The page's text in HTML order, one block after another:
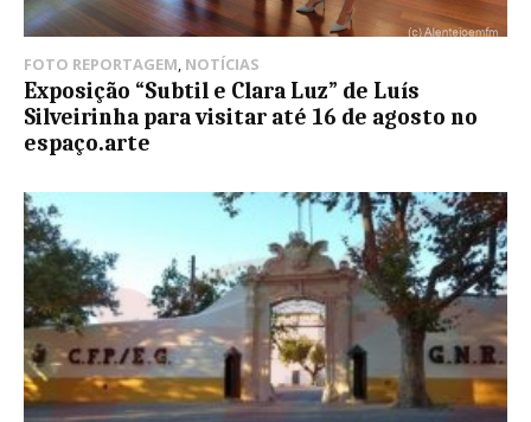
FOTO REPORTAGEM, NOTÍCIAS
Exposição “Subtil e Clara Luz” de Luís
Silveirinha para visitar até 16 de agosto no
espaço.arte